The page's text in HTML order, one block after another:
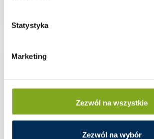
Statystyka
Marketing
Zezwól na wszystkie
Zezwól na wybór